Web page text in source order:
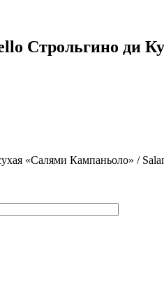
Строльгино ди
«Салями Кампаньоло» /